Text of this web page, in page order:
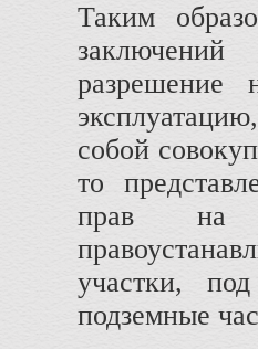
Таким
заключений
разрешение
собой
то
прав на
участки,
подземные